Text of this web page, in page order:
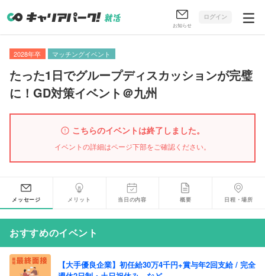
お知らせ
ログイン
2028年卒 マッチングイベント
たった1日でグループディスカッションが完璧
に！GD対策イベント＠九州
こちらのイベントは終了しました。
イベントの詳細はページ下部をご確認ください。
メッセージ メリット 当日の内容 概要 日程・場所
おすすめのイベント
【大手優良企業】初任給30万4千円+賞与年2回支給 / 完全